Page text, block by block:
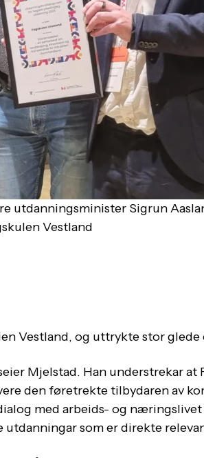
utdanningsminister Sigrun
Vestland
Vestland, og uttrykte stor
Mjelstad. Han understrekar at
den føretrekte tilbydaren av
med arbeids- og
som er direkte